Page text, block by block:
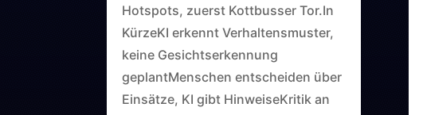
Hotspots, zuerst Kottbusser Tor.In
KürzeKI erkennt Verhaltensmuster,
keine Gesichtserkennung
geplantMenschen entscheiden über
Einsätze, KI gibt HinweiseKritik an